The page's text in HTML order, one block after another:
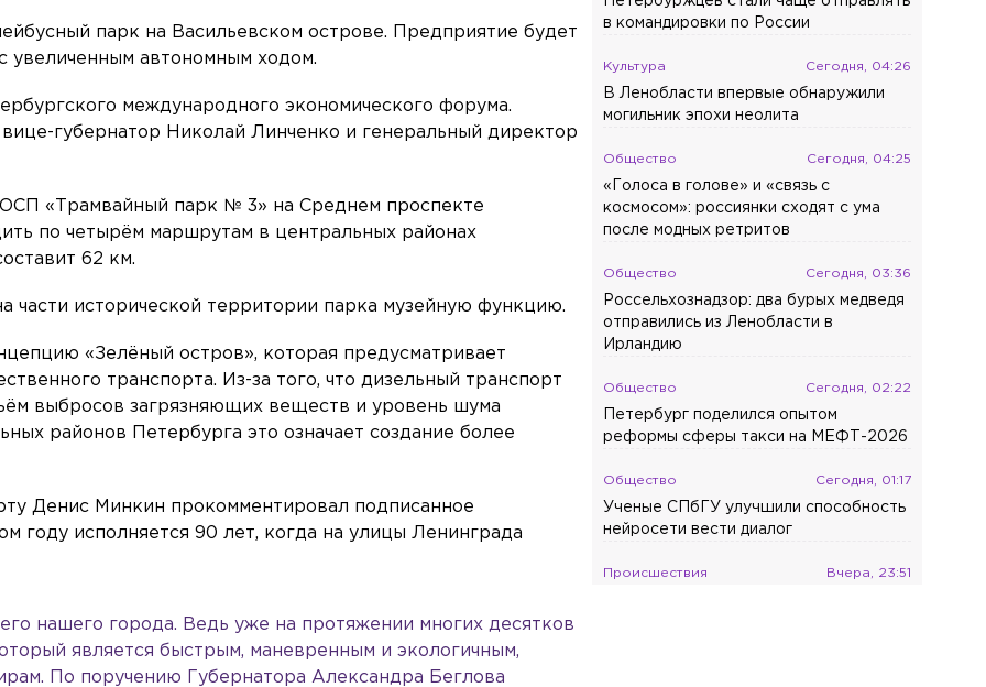
парк на Васильевском острове. Предприятие будет
увеличенным автономным ходом.
международного экономического форума.
губернатор Николай Линченко и генеральный директор
«Трамвайный парк № 3» на Среднем проспекте
по четырём маршрутам в центральных районах
62 км.
части исторической территории парка музейную функцию.
«Зелёный остров», которая предусматривает
транспорта. Из-за того, что дизельный транспорт
выбросов загрязняющих веществ и уровень шума
районов Петербурга это означает создание более
Денис Минкин прокомментировал подписанное
году исполняется 90 лет, когда на улицы Ленинграда
нашего города. Ведь уже на протяжении многих десятков
является быстрым, маневренным и экологичным,
По поручению Губернатора Александра Беглова
в командировки по России
Культура Сегодня, 04:26
В Ленобласти впервые обнаружили
могильник эпохи неолита
Общество Сегодня, 04:25
«Голоса в голове» и «связь с
космосом»: россиянки сходят с ума
после модных ретритов
Общество Сегодня, 03:36
Россельхознадзор: два бурых медведя
отправились из Ленобласти в
Ирландию
Общество Сегодня, 02:22
Петербург поделился опытом
реформы сферы такси на МЕФТ-2026
Общество Сегодня, 01:17
Ученые СПбГУ улучшили способность
нейросети вести диалог
Происшествия Вчера, 23:51